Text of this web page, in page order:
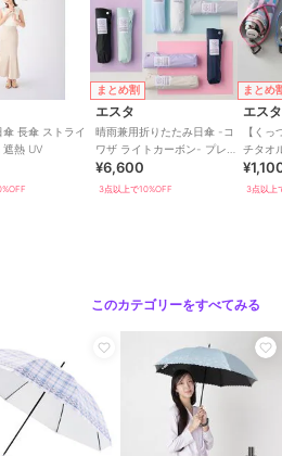
ット ／ ザッカセレクト
ングッズ 日傘
ス
ングッズ
の組成：ポリエステル10
お取り扱い方法
ングッズ
長傘 ストライ
遮熱 UV
まとめ割
エスタ
晴雨兼用折りたたみ日傘 -コ
ワザ ライトカーボン- プレー
ン 50cm 遮光率100％ 遮熱
UV
¥6,600
3点以上で10%OFF
まとめ
エスタ
【く
チタオ
イング
3点以上
このカテゴリーをすべてみる